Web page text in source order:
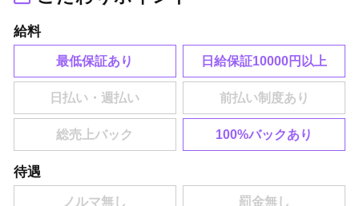
給料
最低保証あり 日給保証10000円以上
100%バックあり
待遇